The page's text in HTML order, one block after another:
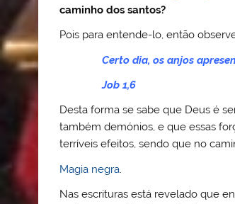
caminho dos santos?
Pois para entende-lo, então
Certo dia, os anjos
Job 1,6
Desta forma se sabe que Deus é
também demónios, e que essas
terríveis efeitos, sendo que no
Magia negra.
Nas escrituras está revelado que